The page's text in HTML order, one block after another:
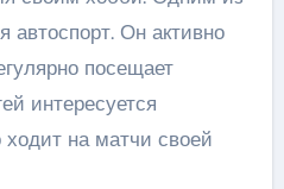
автоспорт. Он активно
посещает
интересуется
на матчи своей